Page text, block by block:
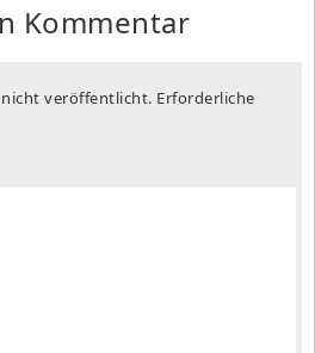
Kommentar
nicht veröffentlicht. Erforderliche